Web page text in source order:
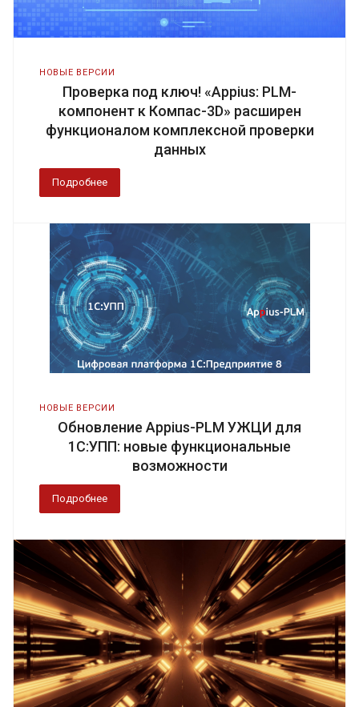
НОВЫЕ ВЕРСИИ
Проверка под ключ! «Appius: PLM-
компонент к Компас-3D» расширен
функционалом комплексной проверки
данных
Подробнее
НОВЫЕ ВЕРСИИ
Обновление Appius-PLM УЖЦИ для
1С:УПП: новые функциональные
возможности
Подробнее